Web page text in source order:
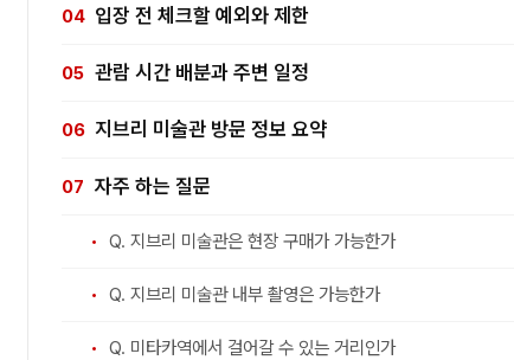
입장 전 체크할 예외와 제한
관람 시간 배분과 주변 일정
지브리 미술관 방문 정보 요약
자주 하는 질문
Q. 지브리 미술관은 현장 구매가 가능한가
Q. 지브리 미술관 내부 촬영은 가능한가
Q. 미타카역에서 걸어갈 수 있는 거리인가